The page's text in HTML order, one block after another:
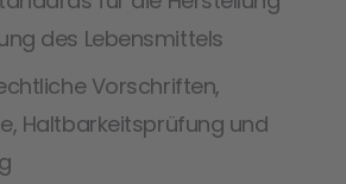
des Lebensmittels
Vorschriften,
Haltbarkeitsprüfung und